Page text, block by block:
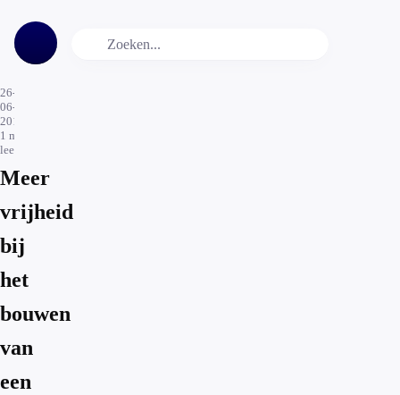
26-
06-
2015
1 min.
leestijd
Meer
vrijheid
bij
het
bouwen
van
een